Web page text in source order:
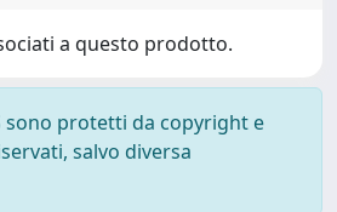
a questo prodotto.
sono protetti da copyright e
salvo diversa